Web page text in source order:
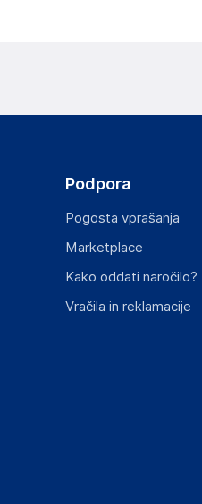
Podpora
Pogosta vprašanja
Marketplace
Kako oddati naročilo?
Vračila in reklamacije